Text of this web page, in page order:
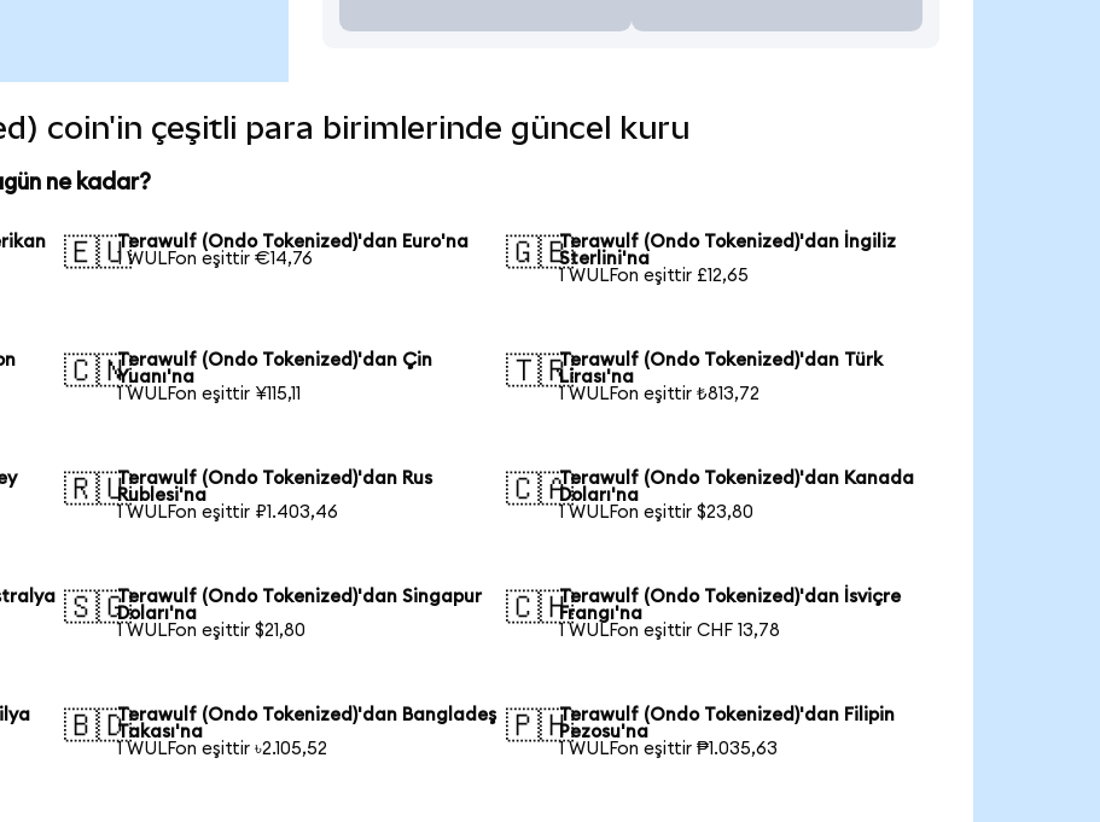
coin'in çeşitli para birimlerinde güncel kuru
ne kadar?
🇪🇺Terawulf (Ondo Tokenized)'dan Euro'na
1 WULFon eşittir €14,76
🇬🇧Terawulf (Ondo Tokenized)'dan İngiliz
Sterlini'na
1 WULFon eşittir £12,65
🇨🇳Terawulf (Ondo Tokenized)'dan Çin
Yuanı'na
1 WULFon eşittir ¥115,11
🇹🇷Terawulf (Ondo Tokenized)'dan Türk
Lirası'na
1 WULFon eşittir ₺813,72
🇷🇺Terawulf (Ondo Tokenized)'dan Rus
Rublesi'na
1 WULFon eşittir ₽1.403,46
🇨🇦Terawulf (Ondo Tokenized)'dan Kanada
Doları'na
1 WULFon eşittir $23,80
🇸🇬Terawulf (Ondo Tokenized)'dan Singapur
Doları'na
1 WULFon eşittir $21,80
🇨🇭Terawulf (Ondo Tokenized)'dan İsviçre
Frangı'na
1 WULFon eşittir CHF 13,78
🇧🇩Terawulf (Ondo Tokenized)'dan Bangladeş
Takası'na
1 WULFon eşittir ৳2.105,52
🇵🇭Terawulf (Ondo Tokenized)'dan Filipin
Pezosu'na
1 WULFon eşittir ₱1.035,63